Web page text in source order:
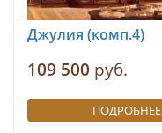
Джулия (комп.4)
109 500 руб.
ПОДРОБНЕЕ